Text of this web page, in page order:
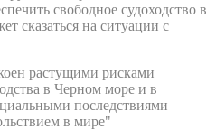
свободное судоходство в
сказаться на ситуации с
растущими рисками
в Черном море и в
последствиями
в мире"